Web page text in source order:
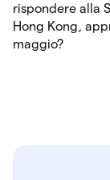
rispondere alla
Hong Kong,
maggio?